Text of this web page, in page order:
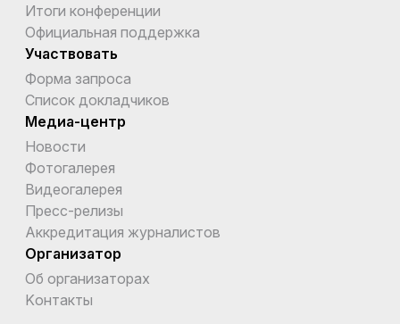
Итоги конференции
Официальная поддержка
Участвовать
Форма запроса
Список докладчиков
Медиа-центр
Новости
Фотогалерея
Видеогалерея
Пресс-релизы
Аккредитация журналистов
Организатор
Об организаторах
Kонтакты